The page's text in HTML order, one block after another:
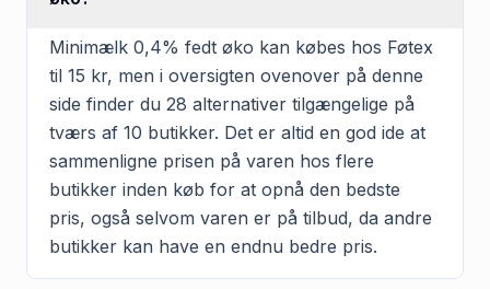
Minimælk 0,4% fedt øko kan købes hos Føtex
til 15 kr, men i oversigten ovenover på denne
side finder du 28 alternativer tilgængelige på
tværs af 10 butikker. Det er altid en god ide at
sammenligne prisen på varen hos flere
butikker inden køb for at opnå den bedste
pris, også selvom varen er på tilbud, da andre
butikker kan have en endnu bedre pris.